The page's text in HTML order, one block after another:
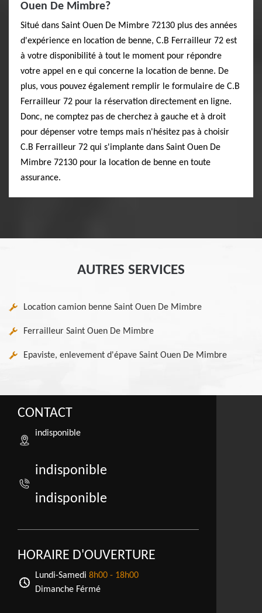
Ouen De Mimbre?
Situé dans Saint Ouen De Mimbre 72130 plus des années
d'expérience en location de benne, C.B Ferrailleur 72 est
à votre disponibilité à tout le moment pour répondre
votre appel en e qui concerne la location de benne. De
plus, vous pouvez également remplir le formulaire de C.B
Ferrailleur 72 pour la réservation directement en ligne.
Donc, ne comptez pas de cherchez à gauche et à droit
pour dépenser votre temps mais n'hésitez pas à choisir
C.B Ferrailleur 72 qui s'implante dans Saint Ouen De
Mimbre 72130 pour la location de benne en toute
assurance.
AUTRES SERVICES
Location camion benne Saint Ouen De Mimbre
Ferrailleur Saint Ouen De Mimbre
Epaviste, enlevement d'épave Saint Ouen De Mimbre
CONTACT
indisponible
indisponible
indisponible
HORAIRE D'OUVERTURE
Lundi-Samedi 8h00 - 18h00
Dimanche Férmé